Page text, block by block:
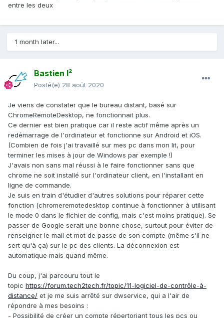
entre les deux
1 month later...
Bastien I²
Posté(e) 28 août 2020
Je viens de constater que le bureau distant, basé sur
ChromeRemoteDesktop, ne fonctionnait plus.
Ce dernier est bien pratique car il reste actif même après un
redémarrage de l'ordinateur et fonctionne sur Android et iOS.
(Combien de fois j'ai travaillé sur mes pc dans mon lit, pour
terminer les mises à jour de Windows par exemple !)
J'avais non sans mal réussi à le faire fonctionner sans que
chrome ne soit installé sur l'ordinateur client, en l'installant en
ligne de commande.
Je suis en train d'étudier d'autres solutions pour réparer cette
fonction (chromeremotedesktop continue à fonctionner à utilisant
le mode 0 dans le fichier de config, mais c'est moins pratique). Se
passer de Google serait une bonne chose, surtout pour éviter de
renseigner le mail et mot de passe de son compte (même s'il ne
sert qu'à ça) sur le pc des clients. La déconnexion est
automatique mais quand même.
Du coup, j'ai parcouru tout le
topic https://forum.tech2tech.fr/topic/11-logiciel-de-contrôle-à-
distance/ et je me suis arrêté sur dwservice, qui a l'air de
répondre à mes besoins :
- Possibilité de créer un compte répertoriant tous les pcs ou